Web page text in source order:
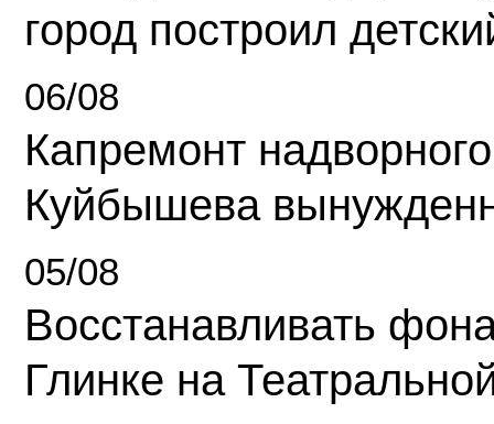
город построил
06/08
Капремонт
Куйбышева
05/08
Восстанавливать
Глинке на